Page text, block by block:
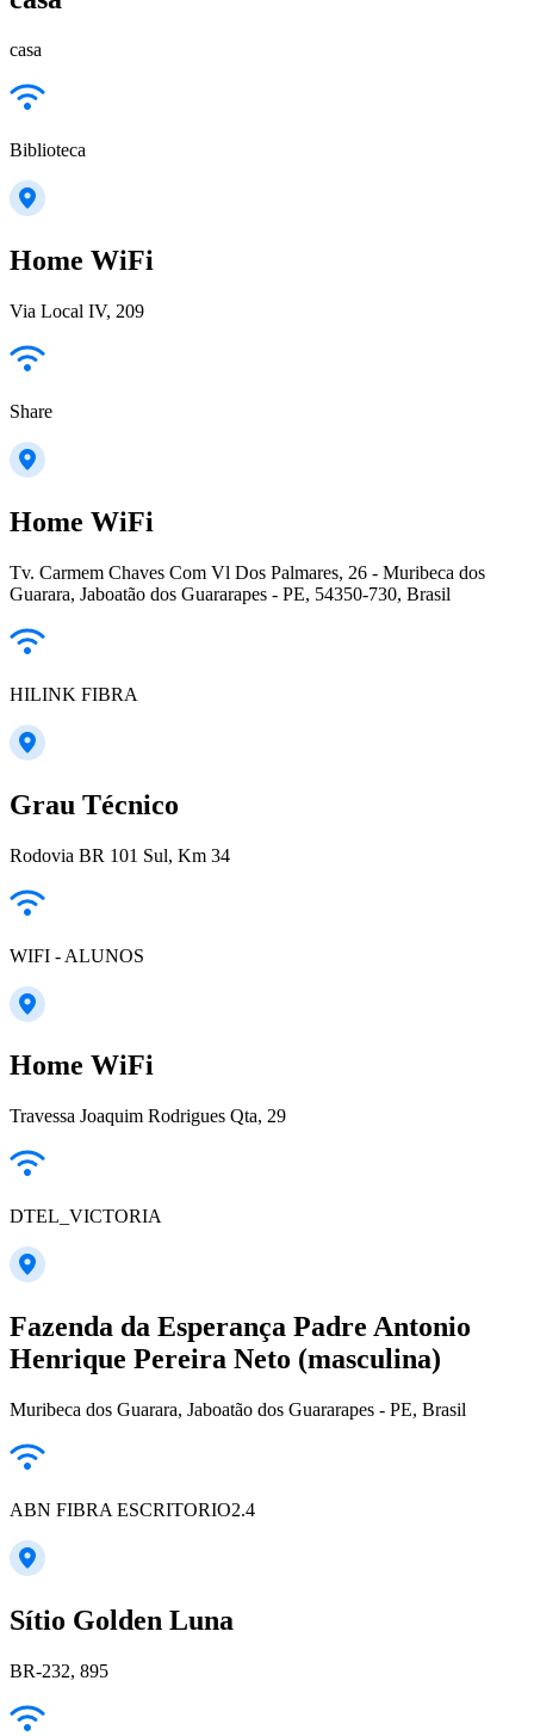
casa
Biblioteca
Home WiFi
Via Local IV, 209
Share
Home WiFi
Tv. Carmem Chaves Com Vl Dos Palmares, 26 - Muribeca dos
Guarara, Jaboatão dos Guararapes - PE, 54350-730, Brasil
HILINK FIBRA
Grau Técnico
Rodovia BR 101 Sul, Km 34
WIFI - ALUNOS
Home WiFi
Travessa Joaquim Rodrigues Qta, 29
DTEL_VICTORIA
Fazenda da Esperança Padre Antonio
Henrique Pereira Neto (masculina)
Muribeca dos Guarara, Jaboatão dos Guararapes - PE, Brasil
ABN FIBRA ESCRITORIO2.4
Sítio Golden Luna
BR-232, 895